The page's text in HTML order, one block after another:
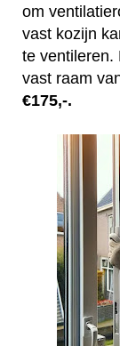
om
vast kozijn
te ventileren.
vast raam
€175,-.